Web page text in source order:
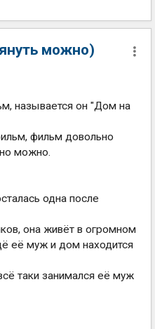
можно)
называется он "Дом на
фильм довольно
можно.
одна после
она живёт в огромном
её муж и дом находится
таки занимался её муж